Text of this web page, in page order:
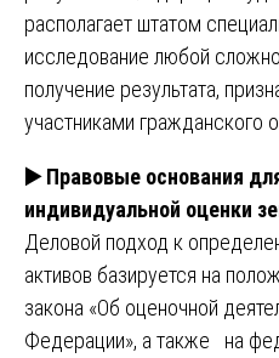
располагает штатом
исследование любой
получение результата,
участниками гражданского
▶ Правовые основания
индивидуальной оценки
Деловой подход к
активов базируется на
закона «Об оценочной
Федерации», а также на